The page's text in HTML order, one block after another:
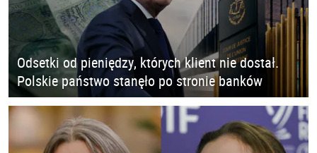
Odsetki od pieniędzy, których klient nie dostał.
Polskie państwo stanęło po stronie banków